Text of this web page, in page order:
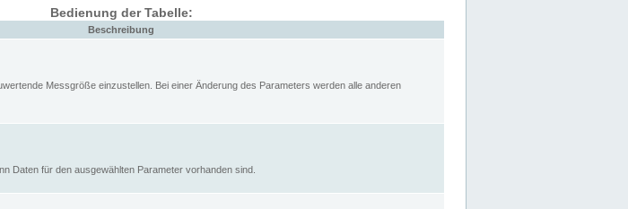
Bedienung der Tabelle:
Beschreibung
Messgröße einzustellen. Bei einer Änderung des Parameters werden alle anderen
Daten für den ausgewählten Parameter vorhanden sind.